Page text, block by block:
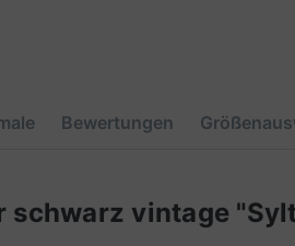
Bewertungen
schwarz vintage